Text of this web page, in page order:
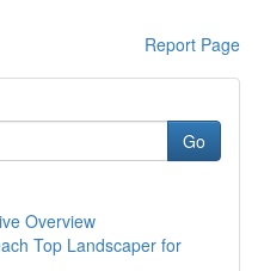
Report Page
Go
Overview
Top Landscaper for